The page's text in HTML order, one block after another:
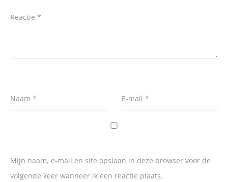
Reactie *
Naam * E-mail *
Mijn naam, e-mail en site opslaan in deze browser voor de
volgende keer wanneer ik een reactie plaats.